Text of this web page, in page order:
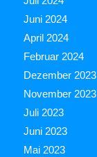
Juni 2024
April 2024
Februar 2024
Dezember 2023
November 2023
Juli 2023
Juni 2023
Mai 2023